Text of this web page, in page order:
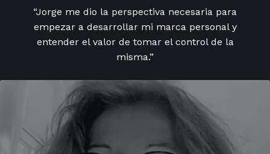
“Jorge me dio la perspectiva necesaria para
empezar a desarrollar mi marca personal y
entender el valor de tomar el control de la
misma.”